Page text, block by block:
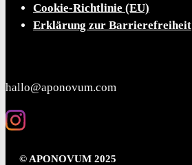
Cookie-Richtlinie (EU)
Erklärung zur Barrierefreiheit
hallo@aponovum.com
© APONOVUM 2025